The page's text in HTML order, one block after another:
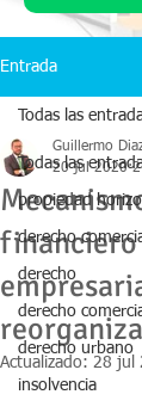
Entrada
Todas las
propiedad
derecho
derecho
derecho
derecho urbano
insolvencia
Todas las
financiero
Guillermo
20 jul 2020
Actualizado: 28 jul